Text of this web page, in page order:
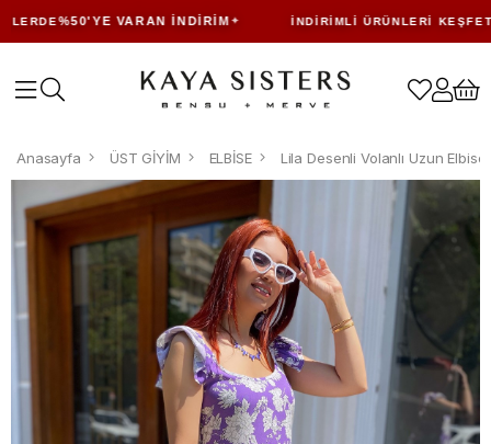
%50'YE VARAN İNDIRIM İNDIRIMLI ÜRÜNLERI KEŞFET
Anasayfa ÜST GİYİM ELBİSE Lila Desenli Volanlı Uzun Elbise